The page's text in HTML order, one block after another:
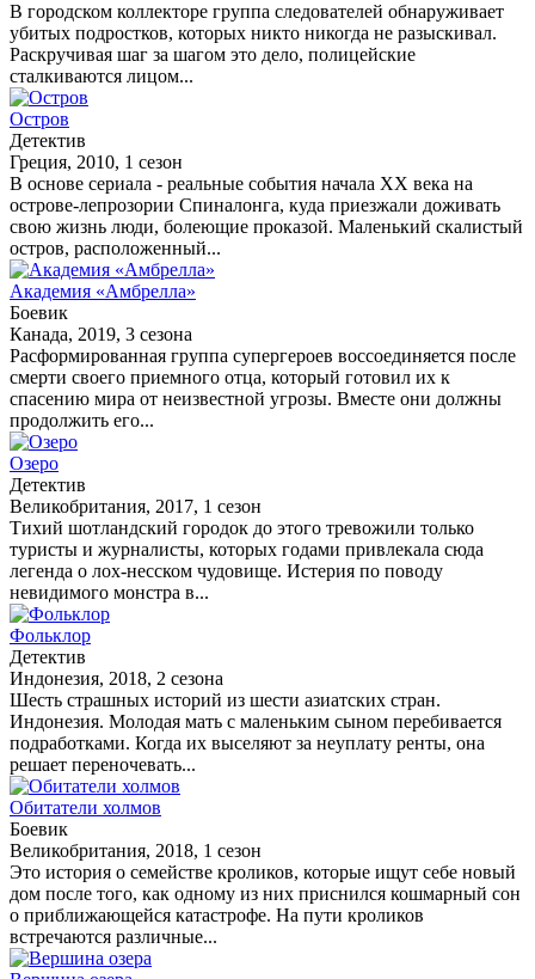
В городском коллекторе группа следователей обнаруживает
убитых подростков, которых никто никогда не разыскивал.
Раскручивая шаг за шагом это дело, полицейские
сталкиваются лицом...
Остров
Детектив
Греция, 2010, 1 сезон
В основе сериала - реальные события начала XX века на
острове-лепрозории Спиналонга, куда приезжали доживать
свою жизнь люди, болеющие проказой. Маленький скалистый
остров, расположенный...
Академия «Амбрелла»
Боевик
Канада, 2019, 3 сезона
Расформированная группа супергероев воссоединяется после
смерти своего приемного отца, который готовил их к
спасению мира от неизвестной угрозы. Вместе они должны
продолжить его...
Озеро
Детектив
Великобритания, 2017, 1 сезон
Тихий шотландский городок до этого тревожили только
туристы и журналисты, которых годами привлекала сюда
легенда о лох-несском чудовище. Истерия по поводу
невидимого монстра в...
Фольклор
Детектив
Индонезия, 2018, 2 сезона
Шесть страшных историй из шести азиатских стран.
Индонезия. Молодая мать с маленьким сыном перебивается
подработками. Когда их выселяют за неуплату ренты, она
решает переночевать...
Обитатели холмов
Боевик
Великобритания, 2018, 1 сезон
Это история о семействе кроликов, которые ищут себе новый
дом после того, как одному из них приснился кошмарный сон
о приближающейся катастрофе. На пути кроликов
встречаются различные...